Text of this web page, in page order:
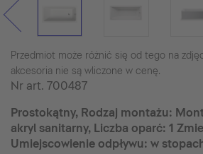
Przedmiot może różnić się od tego na
akcesoria nie są wliczone w cenę.
Nr art. 700487
Prostokątny, Rodzaj montażu:
akryl sanitarny, Liczba oparć: 1
Umiejscowienie odpływu: w